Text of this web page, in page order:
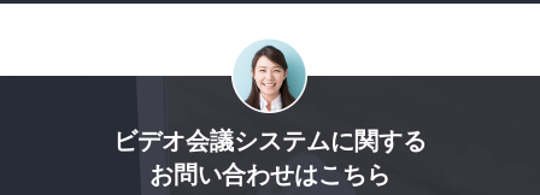
ビデオ会議システムに関する
お問い合わせはこちら